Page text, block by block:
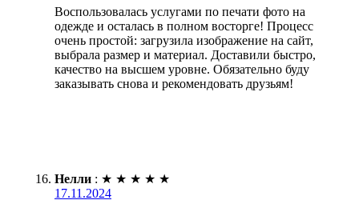
Воспользовалась услугами по печати фото на
одежде и осталась в полном восторге! Процесс
очень простой: загрузила изображение на сайт,
выбрала размер и материал. Доставили быстро,
качество на высшем уровне. Обязательно буду
заказывать снова и рекомендовать друзьям!
Нелли : ★ ★ ★ ★ ★
17.11.2024